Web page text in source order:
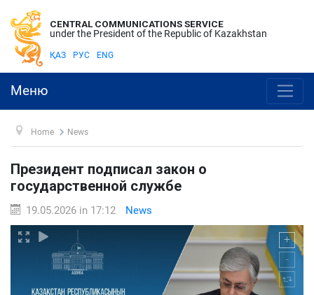
CENTRAL COMMUNICATIONS SERVICE
under the President of the Republic of Kazakhstan
ҚАЗ РУС ENG
Меню
Home News
Президент подписал закон о
государственной службе
19.05.2026 in 17:12 News